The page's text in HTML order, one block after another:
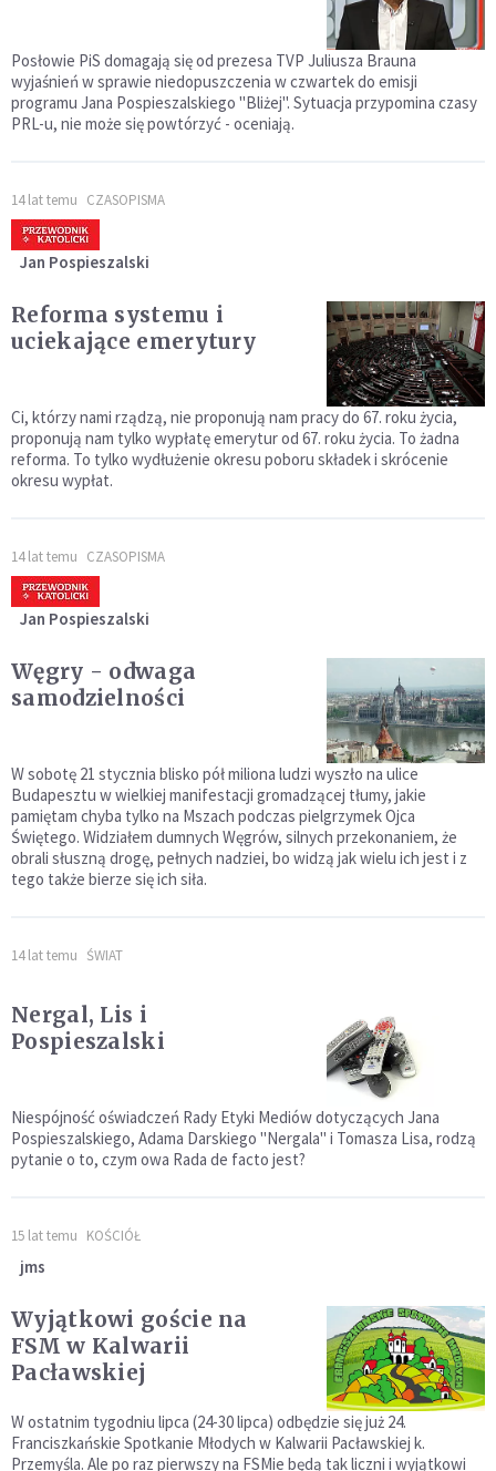
Posłowie PiS domagają się od prezesa TVP Juliusza Brauna
wyjaśnień w sprawie niedopuszczenia w czwartek do emisji
programu Jana Pospieszalskiego "Bliżej". Sytuacja przypomina czasy
PRL-u, nie może się powtórzyć - oceniają.
14 lat temu CZASOPISMA
Jan Pospieszalski
Reforma systemu i
uciekające emerytury
Ci, którzy nami rządzą, nie proponują nam pracy do 67. roku życia,
proponują nam tylko wypłatę emerytur od 67. roku życia. To żadna
reforma. To tylko wydłużenie okresu poboru składek i skrócenie
okresu wypłat.
14 lat temu CZASOPISMA
Jan Pospieszalski
Węgry - odwaga
samodzielności
W sobotę 21 stycznia blisko pół miliona ludzi wyszło na ulice
Budapesztu w wielkiej manifestacji gromadzącej tłumy, jakie
pamiętam chyba tylko na Mszach podczas pielgrzymek Ojca
Świętego. Widziałem dumnych Węgrów, silnych przekonaniem, że
obrali słuszną drogę, pełnych nadziei, bo widzą jak wielu ich jest i z
tego także bierze się ich siła.
14 lat temu ŚWIAT
Nergal, Lis i
Pospieszalski
Niespójność oświadczeń Rady Etyki Mediów dotyczących Jana
Pospieszalskiego, Adama Darskiego "Nergala" i Tomasza Lisa, rodzą
pytanie o to, czym owa Rada de facto jest?
15 lat temu KOŚCIÓŁ
jms
Wyjątkowi goście na
FSM w Kalwarii
Pacławskiej
W ostatnim tygodniu lipca (24-30 lipca) odbędzie się już 24.
Franciszkańskie Spotkanie Młodych w Kalwarii Pacławskiej k.
Przemyśla. Ale po raz pierwszy na FSMie będą tak liczni i wyjątkowi